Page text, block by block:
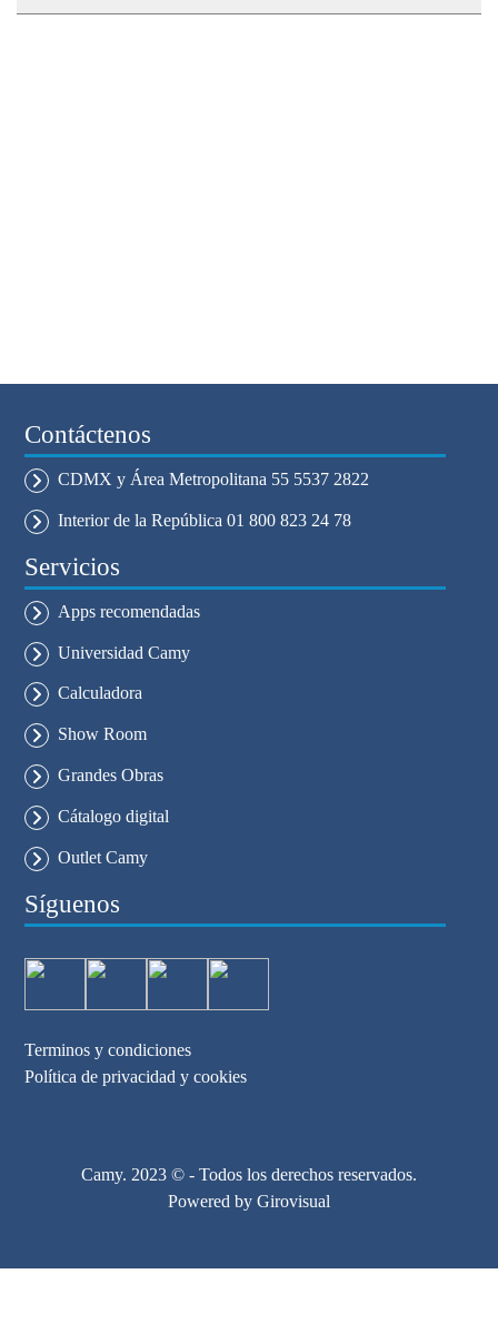
Contáctenos
CDMX y Área Metropolitana 55 5537 2822
Interior de la República 01 800 823 24 78
Servicios
Apps recomendadas
Universidad Camy
Calculadora
Show Room
Grandes Obras
Cátalogo digital
Outlet Camy
Síguenos
Terminos y condiciones
Política de privacidad y cookies
Camy. 2023 © - Todos los derechos reservados.
Powered by Girovisual